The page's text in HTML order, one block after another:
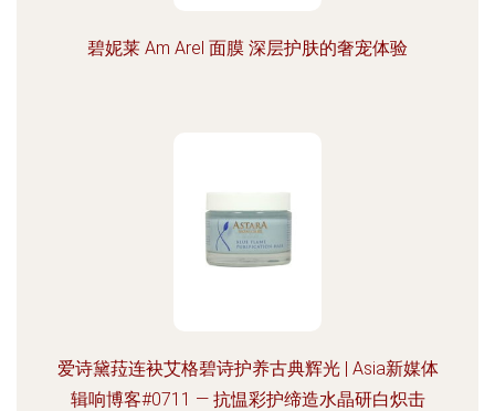
碧妮莱 Am Arel 面膜 深层护肤的奢宠体验
爱诗黛菈连袂艾格碧诗护养古典辉光 | Asia新媒体
辑响博客#0711 — 抗愠彩护缔造水晶研白炽击